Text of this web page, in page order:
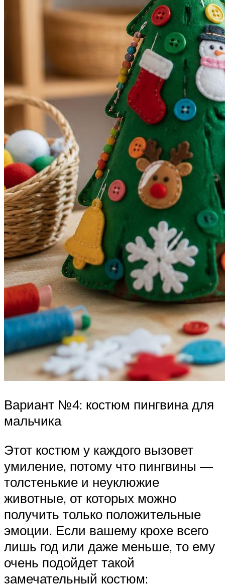
Вариант №4: костюм пингвина для
мальчика
Этот костюм у каждого вызовет
умиление, потому что пингвины —
толстенькие и неуклюжие
животные, от которых можно
получить только положительные
эмоции. Если вашему крохе всего
лишь год или даже меньше, то ему
очень подойдет такой
замечательный костюм: